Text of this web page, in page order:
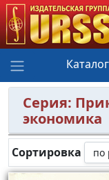
Каталог
Серия:
экономика
Сортировка